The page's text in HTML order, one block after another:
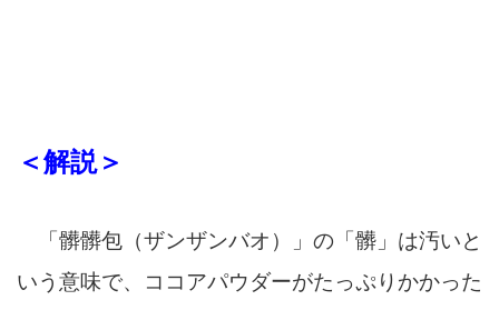
＜解説＞
「髒髒包（ザンザンバオ）」の「髒」は汚いと
いう意味で、ココアパウダーがたっぷりかかった